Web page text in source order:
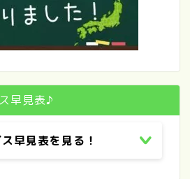
早見表♪
早見表を見る！